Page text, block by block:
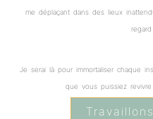
me déplaçant dans des lieux
Je serai là pour immortaliser chaque
que vous puissiez